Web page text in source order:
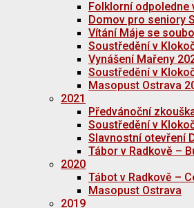
Folklorní odpoledne
Domov pro seniory
Vítání Máje se
Soustředění v
Vynášení Mařeny
Soustředění v
Masopust Ostrava
2021
Předvánoční
Soustředění v
Slavnostní otevření
Tábor v Radkově –
2020
Tábot v Radkově –
Masopust Ostrava
2019